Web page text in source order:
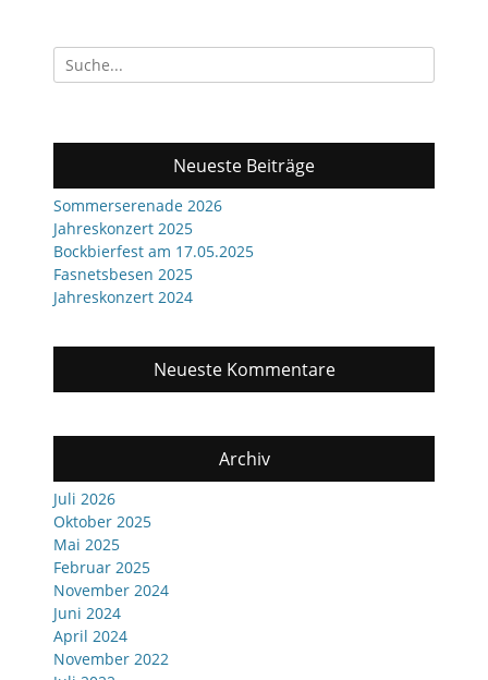
Suchen
nach:
Neueste Beiträge
Sommerserenade 2026
Jahreskonzert 2025
Bockbierfest am 17.05.2025
Fasnetsbesen 2025
Jahreskonzert 2024
Neueste Kommentare
Archiv
Juli 2026
Oktober 2025
Mai 2025
Februar 2025
November 2024
Juni 2024
April 2024
November 2022